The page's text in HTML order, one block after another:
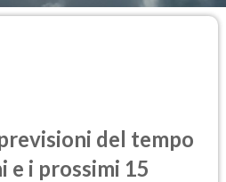
del tempo
e i prossimi 15